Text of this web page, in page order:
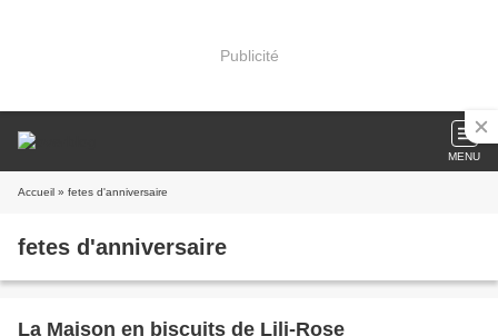
Publicité
MENU
Accueil » fetes d'anniversaire
fetes d'anniversaire
La Maison en biscuits de Lili-Rose